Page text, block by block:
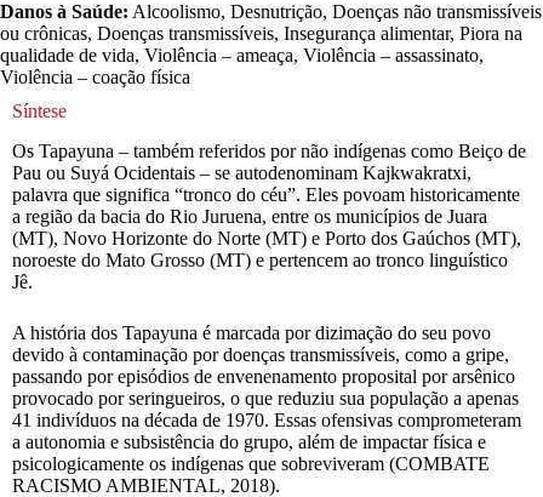
Danos à Saúde: Alcoolismo, Desnutrição, Doenças não transmissíveis
ou crônicas, Doenças transmissíveis, Insegurança alimentar, Piora na
qualidade de vida, Violência – ameaça, Violência – assassinato,
Violência – coação física
Síntese
Os Tapayuna – também referidos por não indígenas como Beiço de
Pau ou Suyá Ocidentais – se autodenominam Kajkwakratxi,
palavra que significa “tronco do céu”. Eles povoam historicamente
a região da bacia do Rio Juruena, entre os municípios de Juara
(MT), Novo Horizonte do Norte (MT) e Porto dos Gaúchos (MT),
noroeste do Mato Grosso (MT) e pertencem ao tronco linguístico
Jê.
A história dos Tapayuna é marcada por dizimação do seu povo
devido à contaminação por doenças transmissíveis, como a gripe,
passando por episódios de envenenamento proposital por arsênico
provocado por seringueiros, o que reduziu sua população a apenas
41 indivíduos na década de 1970. Essas ofensivas comprometeram
a autonomia e subsistência do grupo, além de impactar física e
psicologicamente os indígenas que sobreviveram (COMBATE
RACISMO AMBIENTAL, 2018).